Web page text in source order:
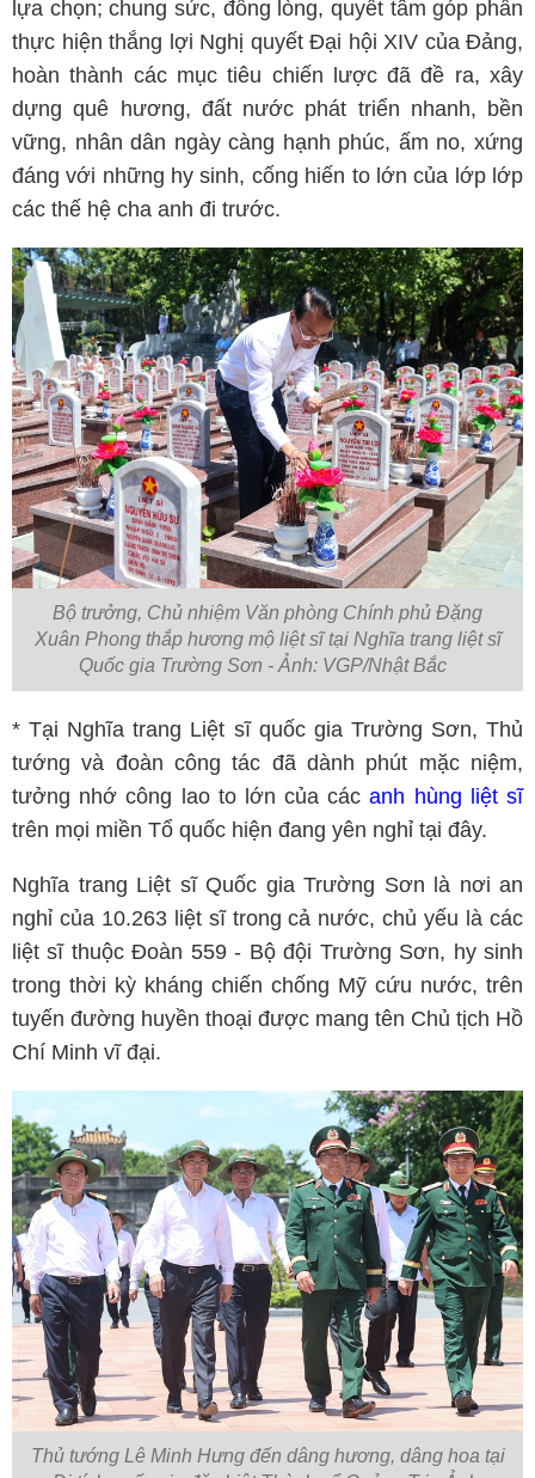
lựa chọn; chung sức, đồng lòng, quyết tâm góp phần
thực hiện thắng lợi Nghị quyết Đại hội XIV của Đảng,
hoàn thành các mục tiêu chiến lược đã đề ra, xây
dựng quê hương, đất nước phát triển nhanh, bền
vững, nhân dân ngày càng hạnh phúc, ấm no, xứng
đáng với những hy sinh, cống hiến to lớn của lớp lớp
các thế hệ cha anh đi trước.
Bộ trưởng, Chủ nhiệm Văn phòng Chính phủ Đặng
Xuân Phong thắp hương mộ liệt sĩ tại Nghĩa trang liệt sĩ
Quốc gia Trường Sơn - Ảnh: VGP/Nhật Bắc
* Tại Nghĩa trang Liệt sĩ quốc gia Trường Sơn, Thủ
tướng và đoàn công tác đã dành phút mặc niệm,
tưởng nhớ công lao to lớn của cácanh hùng liệt sĩ
trên mọi miền Tổ quốc hiện đang yên nghỉ tại đây.
Nghĩa trang Liệt sĩ Quốc gia Trường Sơn là nơi an
nghỉ của 10.263 liệt sĩ trong cả nước, chủ yếu là các
liệt sĩ thuộc Đoàn 559 - Bộ đội Trường Sơn, hy sinh
trong thời kỳ kháng chiến chống Mỹ cứu nước, trên
tuyến đường huyền thoại được mang tên Chủ tịch Hồ
Chí Minh vĩ đại.
Thủ tướng Lê Minh Hưng đến dâng hương, dâng hoa tại